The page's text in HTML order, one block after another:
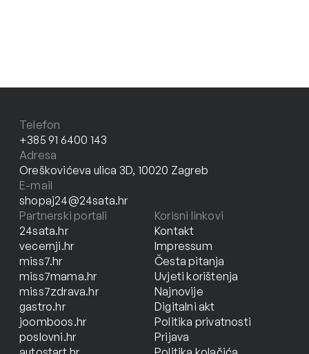
Telefon
+385 91 6400 143
Adresa
Oreškovićeva ulica 3D, 10020 Zagreb
E-mail
shopaj24@24sata.hr
Partnerski portali
24sata.hr
vecernji.hr
miss7.hr
miss7mama.hr
miss7zdrava.hr
gastro.hr
joomboos.hr
poslovni.hr
Korisni linkovi
Kontakt
Impressum
Česta pitanja
Uvjeti korištenja
Najnovije
Digitalni akt
Politika privatnosti
Prijava